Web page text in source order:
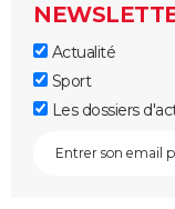
Actualité
Sport
Les dossiers